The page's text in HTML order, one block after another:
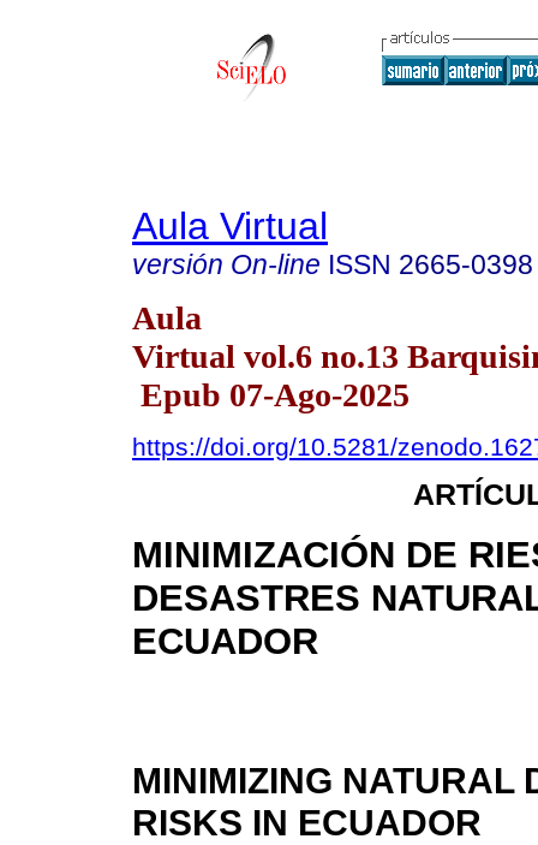
Aula Virtual
versión On-line ISSN 2665-0398
Aula
Virtual vol.6 no.13
Epub 07-Ago-2025
https://doi.org/10.5281/
MINIMIZACIÓN DE
DESASTRES
ECUADOR
MINIMIZING NATURAL
RISKS IN ECUADOR